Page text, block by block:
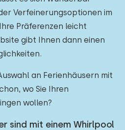
Verfeinerungsoptionen im
Präferenzen leicht
gibt Ihnen dann einen
an Ferienhäusern mit
wo Sie Ihren
wollen?
sind mit einem Whirlpool